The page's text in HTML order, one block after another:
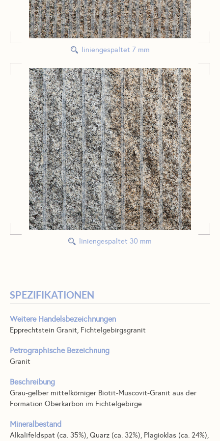
liniengespaltet 7 mm
liniengespaltet 30 mm
SPEZIFIKATIONEN
Weitere Handelsbezeichnungen
Epprechtstein Granit, Fichtelgebirgsgranit
Petrographische Bezeichnung
Granit
Beschreibung
Grau-gelber mittelkörniger Biotit-Muscovit-Granit aus der
Formation Oberkarbon im Fichtelgebirge
Mineralbestand
Alkalifeldspat (ca. 35%), Quarz (ca. 32%), Plagioklas (ca. 24%),